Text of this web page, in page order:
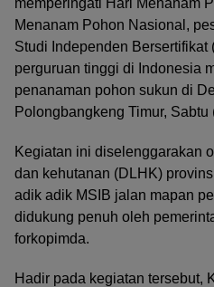
memperingati Hari Menanam
Menanam Pohon Nasional,
Studi Independen Bersertifikat
perguruan tinggi di Indonesia
penanaman pohon sukun di
Polongbangkeng Timur, Sabtu
Kegiatan ini diselenggarakan
dan kehutanan (DLHK)
adik adik MSIB jalan mapan
didukung penuh oleh
forkopimda.
Hadir pada kegiatan tersebut,